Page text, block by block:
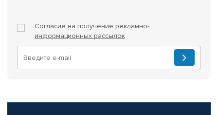
Согласие на получение рекламно-
информационных рассылок